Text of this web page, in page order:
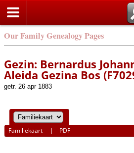
Our Family Genealogy Pages
Gezin: Bernardus
Aleida Gezina Bos
getr. 26 apr 1883
Familiekaart | PDF